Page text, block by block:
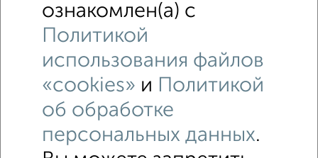
ознакомлен(а) с
Политикой
использования файлов
«cookies» и Политикой
об обработке
персональных данных.